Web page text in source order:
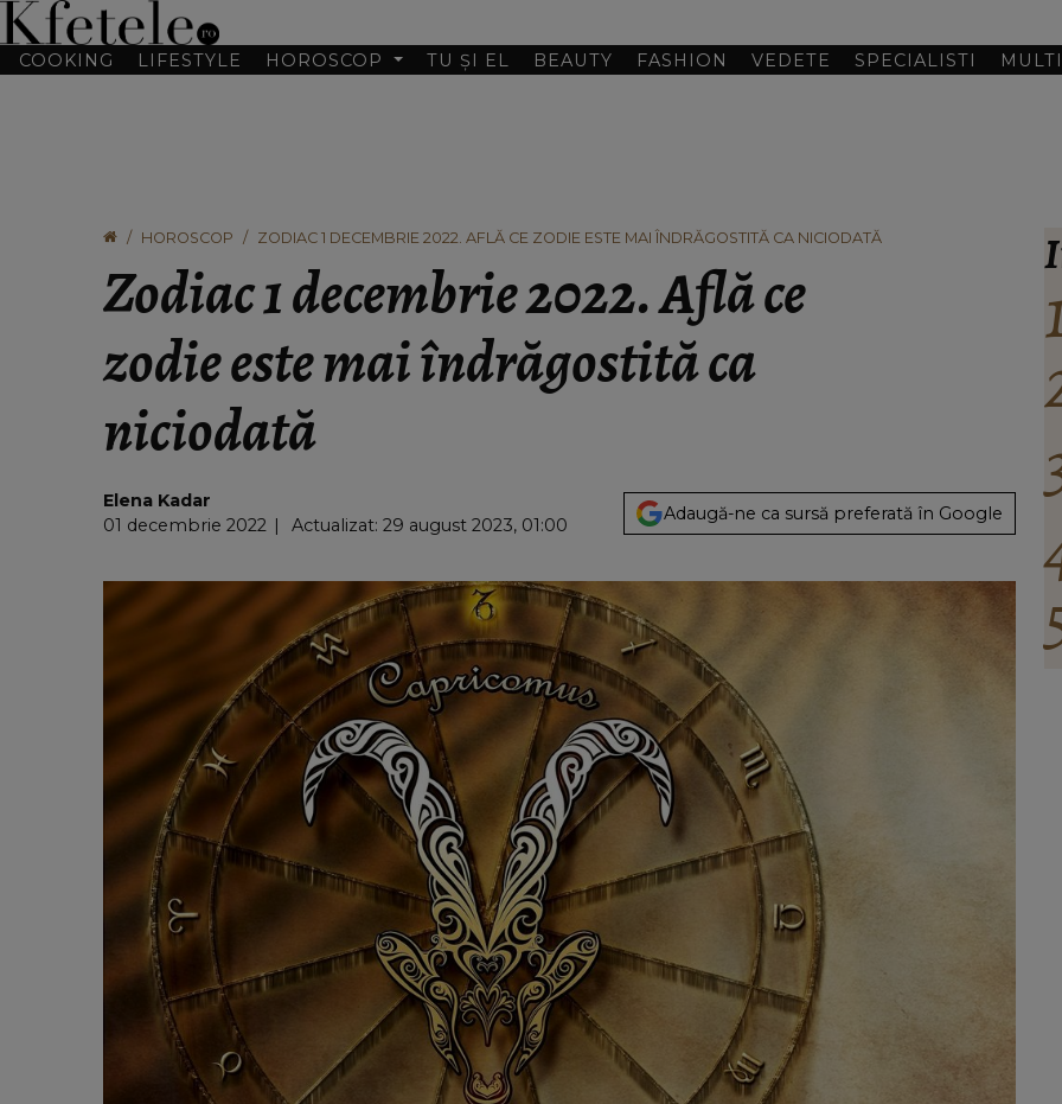
COOKING LIFESTYLE HOROSCOP TU ȘI EL BEAUTY FASHION VEDETE SPECIALISTI
HOROSCOP ZODIAC 1 DECEMBRIE 2022. AFLĂ CE ZODIE ESTE MAI ÎNDRĂGOSTITĂ CA NICIODATĂ
Zodiac 1 decembrie 2022. Află ce
zodie este mai îndrăgostită ca
niciodată
Elena Kadar
01 decembrie 2022
Actualizat: 29 august 2023, 01:00
Adaugă-ne ca sursă preferată în Google